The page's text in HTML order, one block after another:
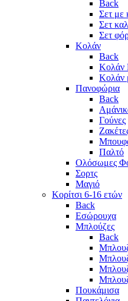
Back
Σετ με
Σετ
Σετ
Κολάν
Back
Κολάν
Κολάν
Πανοφώρια
Back
Γούνες
Παλτό
Ολόσωμες
Σορτς
Μαγιό
Κορίτσι 6-16 ετών
Back
Εσώρουχα
Μπλούζες
Back
Πουκάμισα